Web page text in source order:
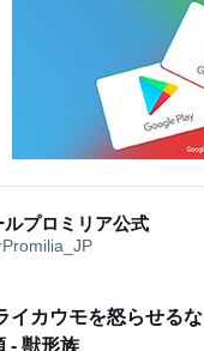
ルプロミリア公式
イカウモを怒らせるな
- 獣形族